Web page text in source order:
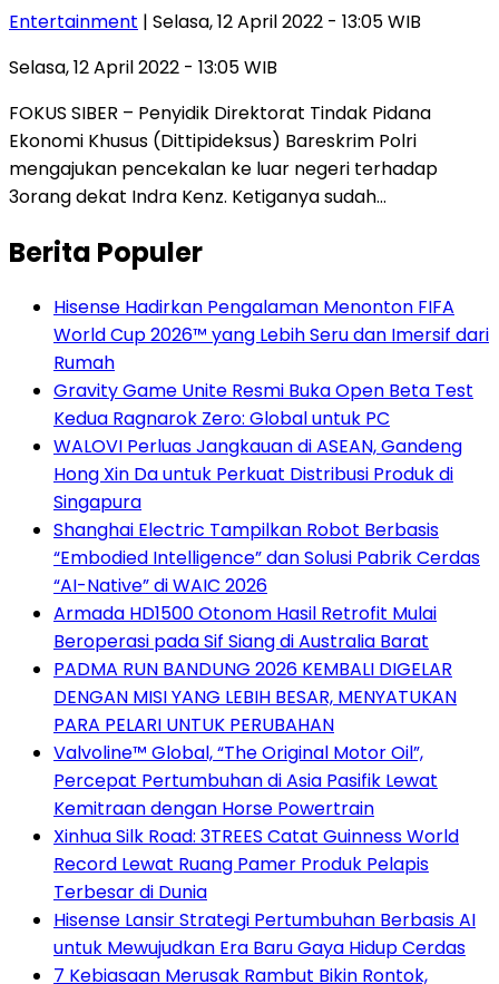
Entertainment | Selasa, 12 April 2022 - 13:05 WIB
Selasa, 12 April 2022 - 13:05 WIB
FOKUS SIBER – Penyidik Direktorat Tindak Pidana
Ekonomi Khusus (Dittipideksus) Bareskrim Polri
mengajukan pencekalan ke luar negeri terhadap
3orang dekat Indra Kenz. Ketiganya sudah…
Berita Populer
Hisense Hadirkan Pengalaman Menonton FIFA
World Cup 2026™ yang Lebih Seru dan Imersif dari
Rumah
Gravity Game Unite Resmi Buka Open Beta Test
Kedua Ragnarok Zero: Global untuk PC
WALOVI Perluas Jangkauan di ASEAN, Gandeng
Hong Xin Da untuk Perkuat Distribusi Produk di
Singapura
Shanghai Electric Tampilkan Robot Berbasis
“Embodied Intelligence” dan Solusi Pabrik Cerdas
“AI-Native” di WAIC 2026
Armada HD1500 Otonom Hasil Retrofit Mulai
Beroperasi pada Sif Siang di Australia Barat
PADMA RUN BANDUNG 2026 KEMBALI DIGELAR
DENGAN MISI YANG LEBIH BESAR, MENYATUKAN
PARA PELARI UNTUK PERUBAHAN
Valvoline™ Global, “The Original Motor Oil”,
Percepat Pertumbuhan di Asia Pasifik Lewat
Kemitraan dengan Horse Powertrain
Xinhua Silk Road: 3TREES Catat Guinness World
Record Lewat Ruang Pamer Produk Pelapis
Terbesar di Dunia
Hisense Lansir Strategi Pertumbuhan Berbasis AI
untuk Mewujudkan Era Baru Gaya Hidup Cerdas
7 Kebiasaan Merusak Rambut Bikin Rontok,